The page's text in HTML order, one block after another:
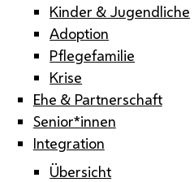
Kinder & Jugendliche
Adoption
Pflegefamilie
Krise
Ehe & Partnerschaft
Senior*innen
Integration
Übersicht